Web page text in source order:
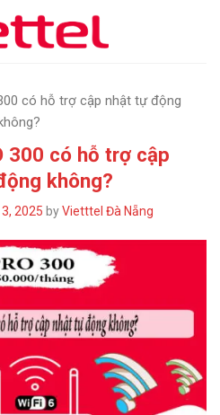
có hỗ trợ cập nhật tự động
300 có hỗ trợ cập
không?
2025 byVietttel Đà Nẵng